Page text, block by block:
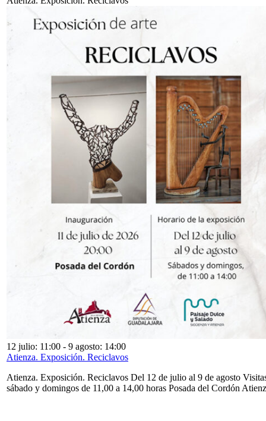
12 julio: 11:00 - 9 agosto: 14:00
Atienza. Exposición. Reciclavos
Atienza. Exposición. Reciclavos Del 12 de julio al 9 de agosto
sábado y domingos de 11,00 a 14,00 horas Posada del Cordón